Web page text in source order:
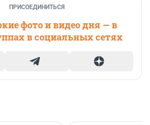
ПРИСОЕДИНИТЬСЯ
фото и видео дня — в
в социальных сетях